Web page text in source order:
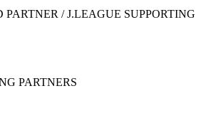
/ J.LEAGUE SUPPORTING
PARTNERS